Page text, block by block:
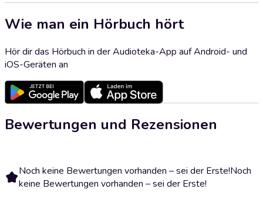
Wie man ein Hörbuch hört
Hör dir das Hörbuch in der Audioteka-App auf Android- und
iOS-Geräten an
Bewertungen und Rezensionen
Noch keine Bewertungen vorhanden – sei der Erste!Noch
keine Bewertungen vorhanden – sei der Erste!